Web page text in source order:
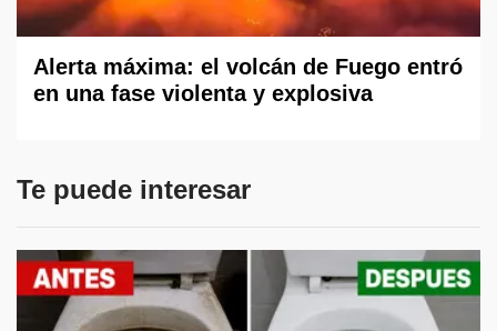
Alerta máxima: el volcán de Fuego entró
en una fase violenta y explosiva
Te puede interesar